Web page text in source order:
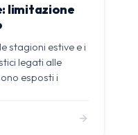
limitazione
stagioni estive e i
legati alle
esposti i